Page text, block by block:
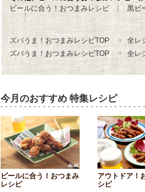
ビールに合う！おつまみレシピ
黒ビ
ズバうま！おつまみレシピTOP 全レ
ズバうま！おつまみレシピTOP
全レ
今月のおすすめ 特集レシピ
ビールに合う！おつまみ
レシピ
アウトドア！
シピ